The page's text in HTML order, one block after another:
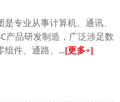
专业从事计算机、通讯、
产品研发制造，广泛涉足数
组件、通路、...[更多+]